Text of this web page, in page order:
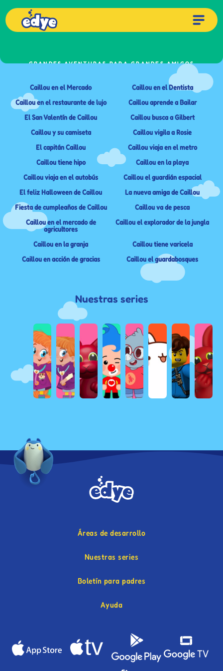
GRANDES AVENTURAS PARA GRANDES AMIGOS
Las Nuevas Aventuras de Caillou
Caillou en el Mercado
Caillou en el Dentista
Caillou en el restaurante de lujo
Caillou aprende a Bailar
El San Valentín de Caillou
Caillou busca a Gilbert
Caillou y su camiseta
Caillou vigila a Rosie
El capitán Caillou
Caillou viaja en el metro
Caillou tiene hipo
Caillou en la playa
Caillou viaja en el autobús
Caillou el guardián espacial
El feliz Halloween de Caillou
La nueva amiga de Caillou
Fiesta de cumpleaños de Caillou
Caillou va de pesca
Caillou en el mercado de
agricultores
Caillou el explorador de la jungla
Caillou en la granja
Caillou tiene varicela
Caillou en acción de gracias
Caillou el guardabosques
Nuestras series
Áreas de desarrollo
Nuestras series
Boletín para padres
Ayuda